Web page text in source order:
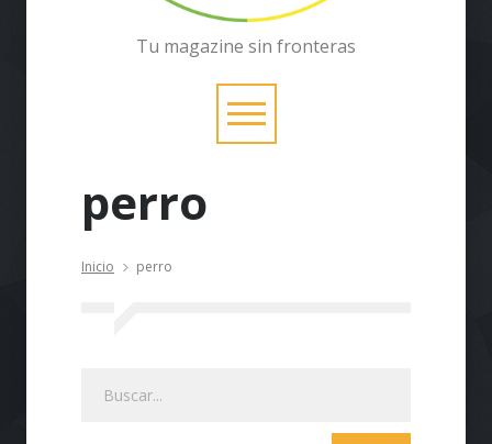
Tu magazine sin fronteras
perro
Inicio perro